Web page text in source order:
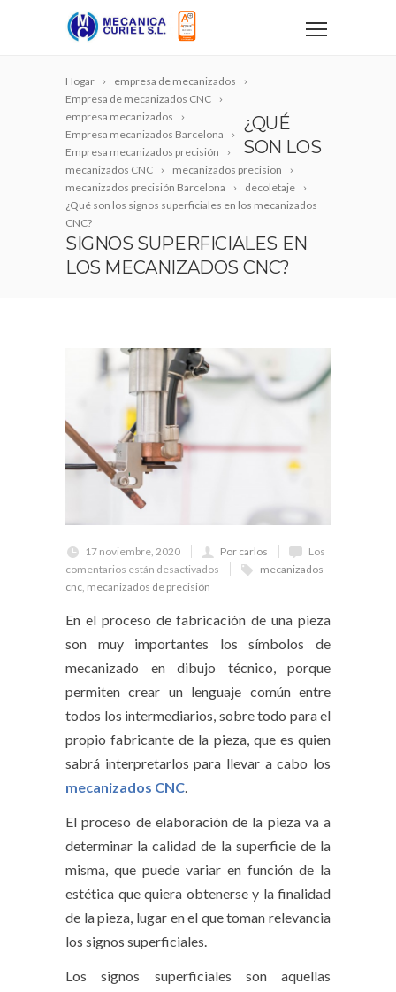
Hogar
empresa de mecanizados
Empresa de mecanizados CNC
empresa mecanizados
Empresa mecanizados Barcelona
Empresa mecanizados precisión
mecanizados CNC
mecanizados precision
mecanizados precisión Barcelona
decoletaje
¿Qué son los signos superficiales en los mecanizados
CNC?
¿QUÉ
SON LOS
SIGNOS SUPERFICIALES EN
LOS MECANIZADOS CNC?
17 noviembre, 2020 Por carlos
Los
comentarios están desactivados
mecanizados
cnc mecanizados de precisión
En el proceso de fabricación de una pieza
son muy importantes los símbolos de
mecanizado en dibujo técnico, porque
permiten crear un lenguaje común entre
todos los intermediarios, sobre todo para el
propio fabricante de la pieza, que es quien
sabrá interpretarlos para llevar a cabo los
mecanizados CNC.
El proceso de elaboración de la pieza va a
determinar la calidad de la superficie de la
misma, que puede variar en función de la
estética que quiera obtenerse y la finalidad
de la pieza, lugar en el que toman relevancia
los signos superficiales.
Los signos superficiales son aquellas